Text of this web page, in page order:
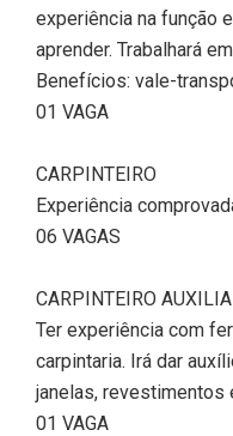
experiência na função
aprender. Trabalhará
Benefícios: vale-
01 VAGA
CARPINTEIRO
Experiência
06 VAGAS
CARPINTEIRO
Ter experiência com
carpintaria. Irá dar
janelas, revestimentos
01 VAGA